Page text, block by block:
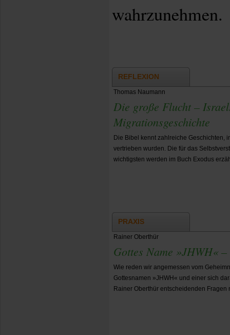
wahrzunehmen.
REFLEXION
Thomas Naumann
Die große Flucht –
Migrationsgeschichte
Die Bibel kennt zahlreiche Geschichten,
vertrieben wurden. Die für das
wichtigsten werden im Buch Exodus
PRAXIS
Rainer Oberthür
Gottes Name »JHWH«
Wie reden wir angemessen vom
Gottesnamen »JHWH« und einer sich
Rainer Oberthür entscheidenden